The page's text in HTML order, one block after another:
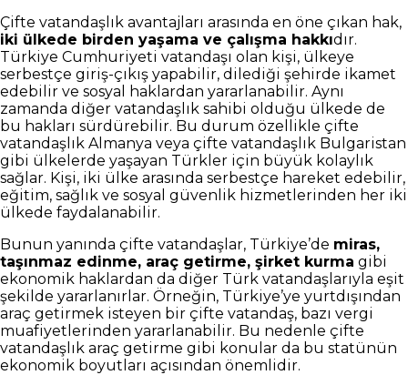
Çifte vatandaşlık avantajları arasında en öne çıkan hak,
iki ülkede birden yaşama ve çalışma hakkıdır.
Türkiye Cumhuriyeti vatandaşı olan kişi, ülkeye
serbestçe giriş-çıkış yapabilir, dilediği şehirde ikamet
edebilir ve sosyal haklardan yararlanabilir. Aynı
zamanda diğer vatandaşlık sahibi olduğu ülkede de
bu hakları sürdürebilir. Bu durum özellikle çifte
vatandaşlık Almanya veya çifte vatandaşlık Bulgaristan
gibi ülkelerde yaşayan Türkler için büyük kolaylık
sağlar. Kişi, iki ülke arasında serbestçe hareket edebilir,
eğitim, sağlık ve sosyal güvenlik hizmetlerinden her iki
ülkede faydalanabilir.
Bunun yanında çifte vatandaşlar, Türkiye’de miras,
taşınmaz edinme, araç getirme, şirket kurma gibi
ekonomik haklardan da diğer Türk vatandaşlarıyla eşit
şekilde yararlanırlar. Örneğin, Türkiye’ye yurtdışından
araç getirmek isteyen bir çifte vatandaş, bazı vergi
muafiyetlerinden yararlanabilir. Bu nedenle çifte
vatandaşlık araç getirme gibi konular da bu statünün
ekonomik boyutları açısından önemlidir.